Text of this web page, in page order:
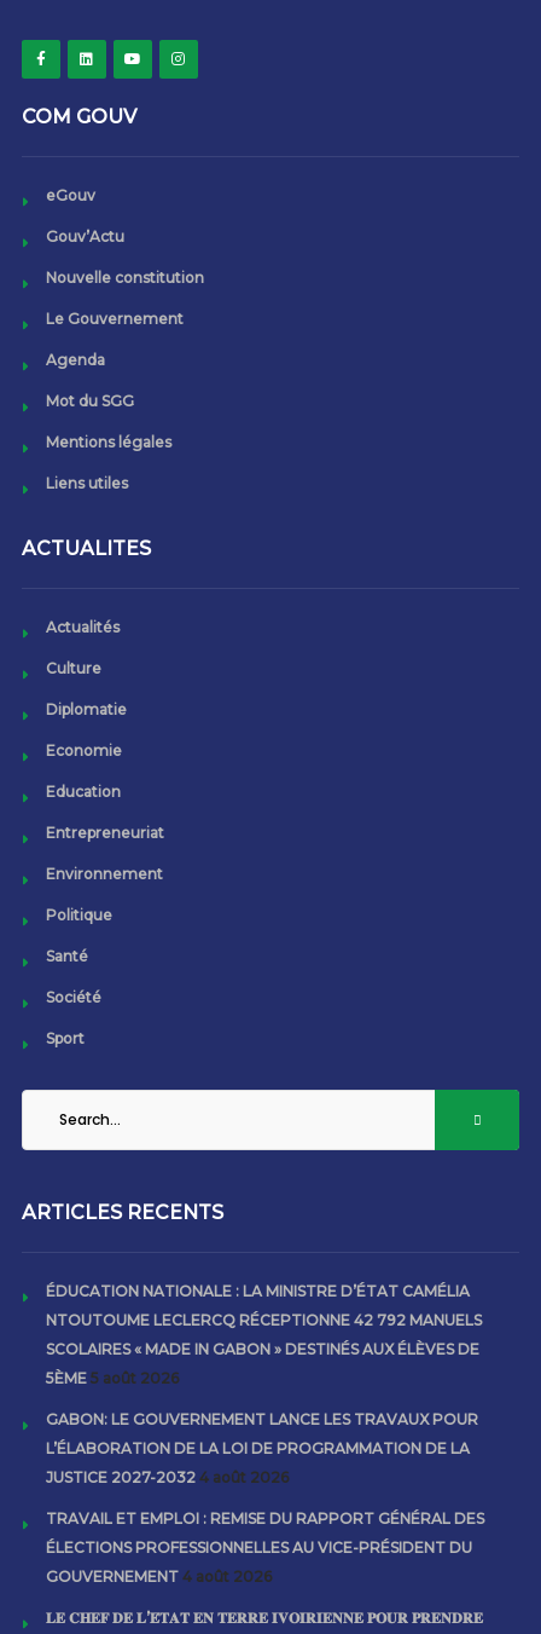
COM GOUV
eGouv
Gouv’Actu
Nouvelle constitution
Le Gouvernement
Agenda
Mot du SGG
Mentions légales
Liens utiles
ACTUALITES
Actualités
Culture
Diplomatie
Economie
Education
Entrepreneuriat
Environnement
Politique
Santé
Société
Sport
ARTICLES RECENTS
ÉDUCATION NATIONALE : LA MINISTRE D’ÉTAT CAMÉLIA
NTOUTOUME LECLERCQ RÉCEPTIONNE 42 792 MANUELS
SCOLAIRES « MADE IN GABON » DESTINÉS AUX ÉLÈVES DE
5ÈME 5 août 2026
GABON: LE GOUVERNEMENT LANCE LES TRAVAUX POUR
L’ÉLABORATION DE LA LOI DE PROGRAMMATION DE LA
JUSTICE 2027-2032 4 août 2026
TRAVAIL ET EMPLOI : REMISE DU RAPPORT GÉNÉRAL DES
ÉLECTIONS PROFESSIONNELLES AU VICE-PRÉSIDENT DU
GOUVERNEMENT 4 août 2026
𝐋𝐄 𝐂𝐇𝐄𝐅 𝐃𝐄 𝐋’𝐄́𝐓𝐀𝐓 𝐄𝐍 𝐓𝐄𝐑𝐑𝐄 𝐈𝐕𝐎𝐈𝐑𝐈𝐄𝐍𝐍𝐄 𝐏𝐎𝐔𝐑 𝐏𝐑𝐄𝐍𝐃𝐑𝐄